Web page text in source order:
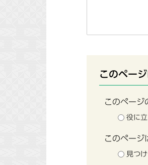
このペー
このページ
役に
このページ
見つ